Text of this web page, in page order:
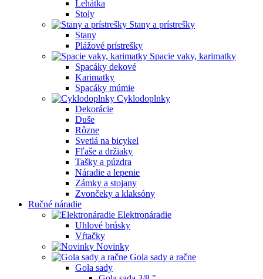
Lehátka
Stoly
Stany a prístrešky
Stany
Plážové prístrešky
Spacie vaky, karimatky
Spacáky dekové
Karimatky
Spacáky múmie
Cyklodoplnky
Dekorácie
Duše
Rôzne
Svetlá na bicykel
Fľaše a držiaky
Tašky a púzdra
Náradie a lepenie
Zámky a stojany
Zvončeky a klaksóny
Ručné náradie
Elektronáradie
Uhlové brúsky
Vŕtačky
Novinky
Gola sady a račne
Gola sady